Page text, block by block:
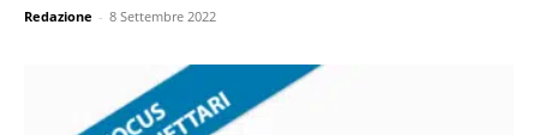
Redazione - 8 Settembre 2022